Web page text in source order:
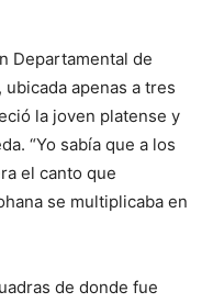
Departamental de
apenas a tres
la joven platense y
“Yo sabía que a los
el canto que
se multiplicaba en
de donde fue